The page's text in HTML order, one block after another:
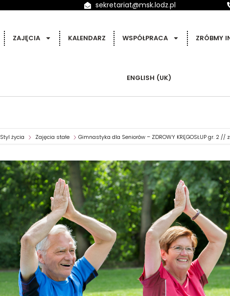
sekretariat@msk.lodz.pl
ZAJĘCIA KALENDARZ WSPÓŁPRACA ZRÓBMY
ENGLISH (UK)
Styl życia Zajęcia stałe Gimnastyka dla Seniorów – ZDROWY KRĘGOSŁUP gr. 2